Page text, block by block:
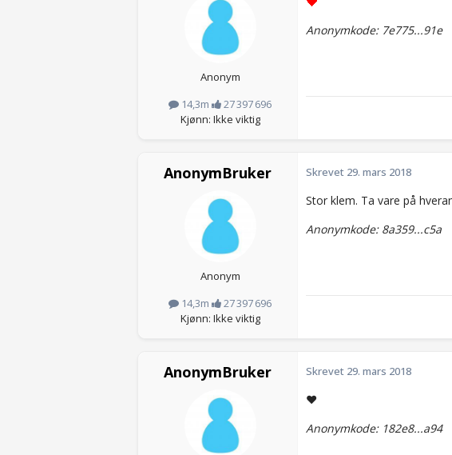
Anonym
14,3m
27 397 696
Kjønn: Ikke viktig
Anonymkode: 7e775...91e
AnonymBruker
Anonym
14,3m
27 397 696
Kjønn: Ikke viktig
Skrevet 29. mars 2018
Stor klem. Ta vare på
Anonymkode: 8a359...c5a
AnonymBruker Skrevet 29. mars 2018
❤️
Anonymkode: 182e8...a94